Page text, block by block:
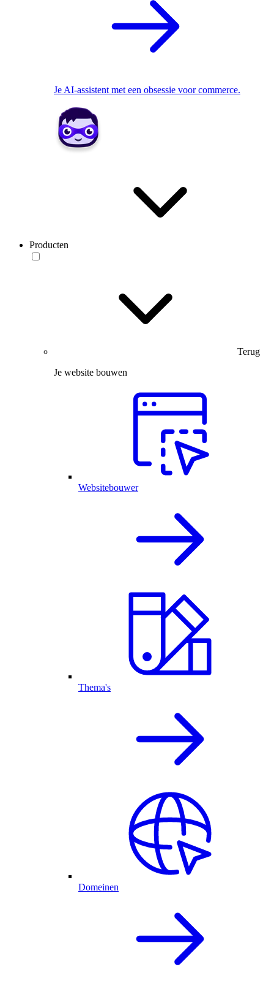
Je AI-assistent met een obsessie voor commerce.
Producten
Terug
Je website bouwen
Websitebouwer
Thema's
Domeinen